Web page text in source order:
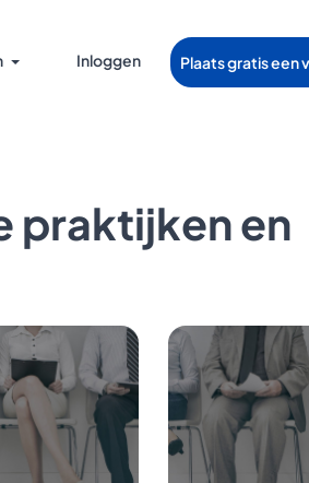
Inloggen Plaats gratis een
praktijken en